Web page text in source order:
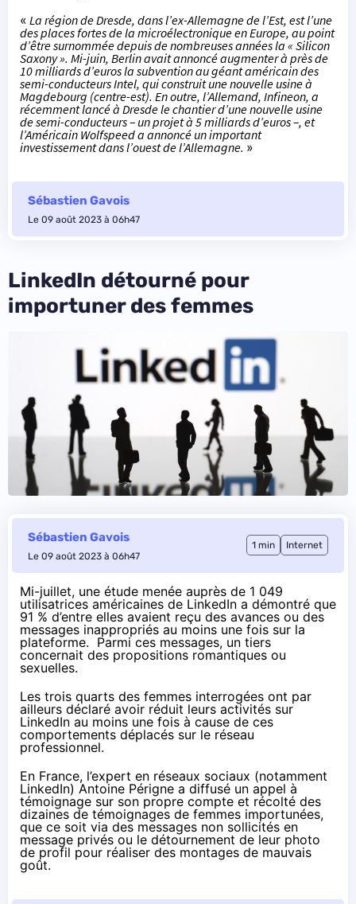
« La région de Dresde, dans l’ex-Allemagne de l’Est, est l’une
des places fortes de la microélectronique en Europe, au point
d’être surnommée depuis de nombreuses années la « Silicon
Saxony ». Mi-juin, Berlin avait annoncé augmenter à près de
10 milliards d’euros la subvention au géant américain des
semi-conducteurs Intel, qui construit une nouvelle usine à
Magdebourg (centre-est). En outre, l’Allemand, Infineon, a
récemment lancé à Dresde le chantier d’une nouvelle usine
de semi-conducteurs – un projet à 5 milliards d’euros –, et
l’Américain Wolfspeed a annoncé un important
investissement dans l’ouest de l’Allemagne. »
Sébastien Gavois
Le 09 août 2023 à 06h47
LinkedIn détourné pour
importuner des femmes
Sébastien Gavois
Le 09 août 2023 à 06h47
1 min Internet
Mi-juillet, une étude menée auprès de 1 049
utilisatrices américaines de LinkedIn a démontré que
91 % d’entre elles avaient reçu des avances ou des
messages inappropriés au moins une fois sur la
plateforme. Parmi ces messages, un tiers
concernait des propositions romantiques ou
sexuelles.
Les trois quarts des femmes interrogées ont par
ailleurs déclaré avoir réduit leurs activités sur
LinkedIn au moins une fois à cause de ces
comportements déplacés sur le réseau
professionnel.
En France, l’expert en réseaux sociaux (notamment
LinkedIn) Antoine Périgne a diffusé un appel à
témoignage sur son propre compte et récolté des
dizaines de témoignages de femmes importunées,
que ce soit via des messages non sollicités en
message privés ou le détournement de leur photo
de profil pour réaliser des montages de mauvais
goût.